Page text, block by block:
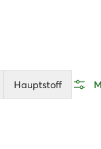
Hauptstoff